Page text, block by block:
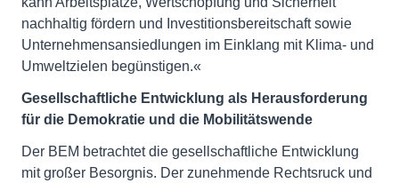
nachhaltig fördern und Investitionsbereitschaft sowie
Unternehmensansiedlungen im Einklang mit Klima- und
Umweltzielen begünstigen.«
Gesellschaftliche Entwicklung als Herausforderung
für die Demokratie und die Mobilitätswende
Der BEM betrachtet die gesellschaftliche Entwicklung
mit großer Besorgnis. Der zunehmende Rechtsruck und